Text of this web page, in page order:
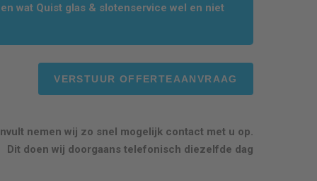
wat Quist glas & slotenservice wel en niet
nemen wij zo snel mogelijk contact met u op.
Dit doen wij doorgaans telefonisch diezelfde dag